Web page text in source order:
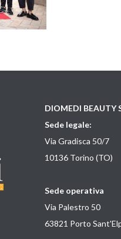
DIOMEDI BEAUTY
Sede legale:
Via Gradisca 50/7
10136 Torino (TO)
Sede operativa
Via Palestro 50
63821 Porto